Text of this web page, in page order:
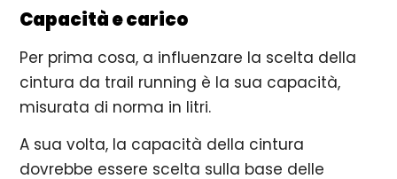
Capacità e carico
Per prima cosa, a influenzare la scelta della
cintura da trail running è la sua capacità,
misurata di norma in litri.
A sua volta, la capacità della cintura
dovrebbe essere scelta sulla base delle